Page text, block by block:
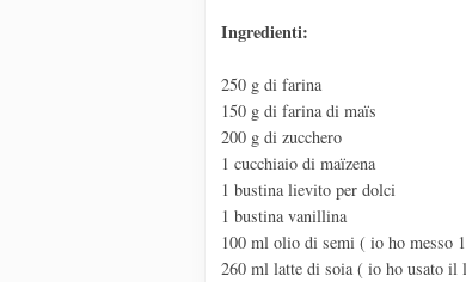
Ingredienti:
250 g di farina
150 g di farina di maïs
200 g di zucchero
1 cucchiaio di maïzena
1 bustina lievito per dolci
1 bustina vanillina
100 ml olio di semi ( io ho messo
260 ml latte di soia ( io ho usato il